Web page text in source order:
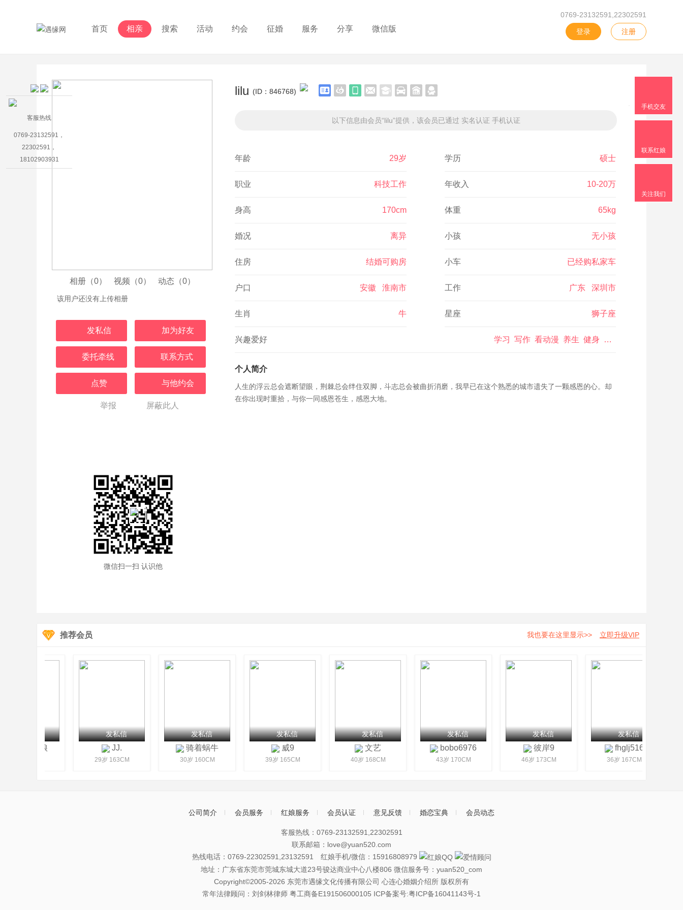
首页 相亲 搜索 活动 约会 征婚 服务 分享 微信版
0769-23132591,22302591
登录 注册
相册（0） 视频（0） 动态（0）
该用户还没有上传相册
发私信 加为好友
委托牵线 联系方式
点赞 与他约会
举报 屏蔽此人
lilu (ID：846768)
以下信息由会员“lilu”提供，该会员已通过 实名认证 手机认证
年龄 29岁 学历 硕士
职业 科技工作 年收入 10-20万
身高 170cm 体重 65kg
婚况 离异 小孩 无小孩
住房 结婚可购房 小车 已经购私家车
户口 安徽 淮南市 工作 广东 深圳市
生肖 牛 星座 狮子座
兴趣爱好 学习 写作 看动漫 养生 健身 玩游戏 玩手机 玩电脑 美食 烹饪 看电影
个人简介
人生的浮云总会遮断望眼，荆棘总会绊住双脚，斗志总会被曲折消磨，我早已在这个熟悉的城市遗失了一颗感恩的心。却
在你出现时重拾，与你一同感恩苍生，感恩大地。
微信扫一扫 认识他
推荐会员 我也要在这里显示>> 立即升级VIP
发私信
JJ.
29岁 163CM
发私信
骑着蜗牛
30岁 160CM
发私信
威9
39岁 165CM
发私信
文艺
40岁 168CM
发私信
bobo6976
43岁 170CM
发私信
彼岸9
46岁 173CM
发私信
fhglj516
36岁 167CM
公司简介 会员服务 红娘服务 会员认证 意见反馈 婚恋宝典 会员动态
客服热线：0769-23132591,22302591
联系邮箱：love@yuan520.com
热线电话：0769-22302591,23132591 红娘手机/微信：15916808979
地址： 广东省东莞市莞城东城大道23号骏达商业中心八楼806 微信服务号：yuan520_com
Copyright©2005-2026 东莞市遇缘文化传播有限公司 心连心婚姻介绍所 版权所有
常年法律顾问：刘剑林律师 粤工商备E191506000105 ICP备案号:粤ICP备16041143号-1
客服热线
0769-23132591，
22302591，
18102903931
手机交友
联系红娘
关注我们